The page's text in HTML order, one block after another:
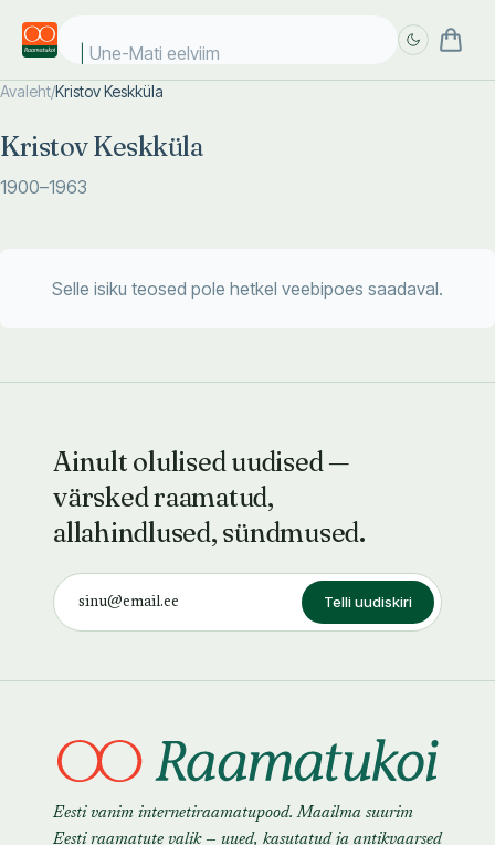
Une-Mati eelviima
Avaleht/Kristov Keskküla
Kristov Keskküla
1900–1963
Selle isiku teosed pole hetkel veebipoes saadaval.
Ainult olulised uudised —
värsked raamatud,
allahindlused, sündmused.
Telli uudiskiri
Eesti vanim internetiraamatupood. Maailma suurim
Eesti raamatute valik — uued, kasutatud ja antikvaarsed